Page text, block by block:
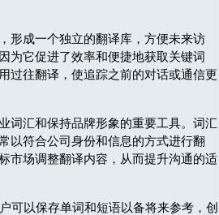
形成一个独立的翻译库，方便未来访
为它促进了效率和便捷地获取关键词
过往翻译，使追踪之前的对话或通信更
词汇和保持品牌形象的重要工具。词汇
以符合公司身份和信息的方式进行翻
市场调整翻译内容，从而提升沟通的适
可以保存单词和短语以备将来参考，创